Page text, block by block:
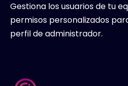
Gestiona los usuarios de tu
permisos personalizados
perfil de administrador.